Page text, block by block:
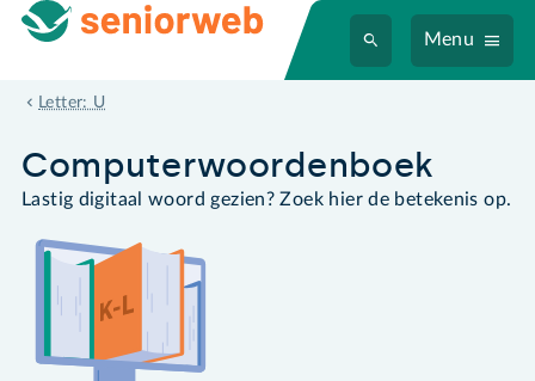
Menu
Letter: U
undisclosed recipients
Computer­woordenboek
Lastig digitaal woord gezien? Zoek hier de betekenis op.